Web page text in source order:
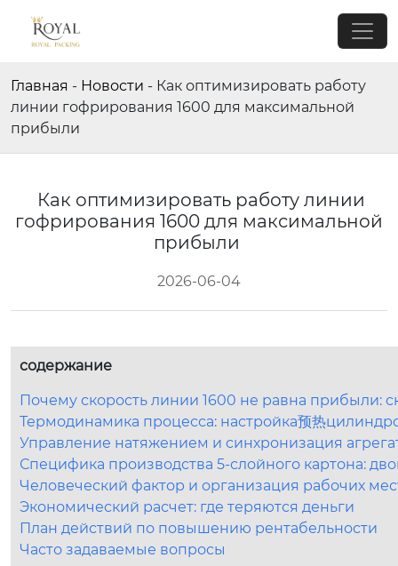
Главная - Новости - Как оптимизировать работу
линии гофрирования 1600 для максимальной
прибыли
Как оптимизировать работу линии
гофрирования 1600 для максимальной
прибыли
2026-06-04
содержание
Почему скорость линии 1600 не равна прибыли:
Термодинамика процесса: настройка预热
Управление натяжением и синхронизация
Специфика производства 5-слойного картона:
Человеческий фактор и организация рабочих
Экономический расчет: где теряются деньги
План действий по повышению рентабельности
Часто задаваемые вопросы